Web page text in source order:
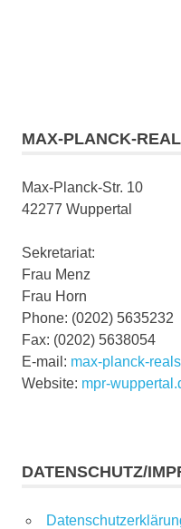
MAX-PLANCK-
Max-Planck-Str. 10
42277 Wuppertal
Sekretariat:
Frau Menz
Frau Horn
Phone: (0202) 5635232
Fax: (0202) 5638054
E-mail: max-planck-
Website: mpr-
DATENSCHUTZ/